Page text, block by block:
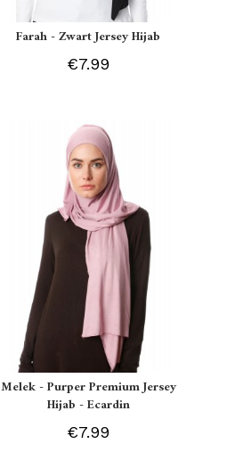
Farah - Zwart Jersey Hijab
€7.99
Melek - Purper Premium Jersey
Hijab - Ecardin
€7.99